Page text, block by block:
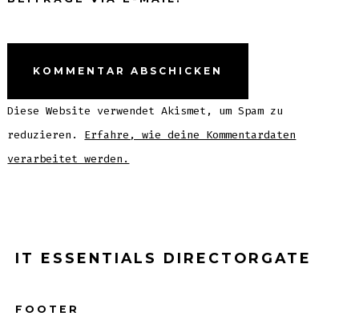
Diese Website verwendet Akismet, um Spam zu
reduzieren. Erfahre, wie deine Kommentardaten
verarbeitet werden.
IT ESSENTIALS DIRECTORGATE
FOOTER